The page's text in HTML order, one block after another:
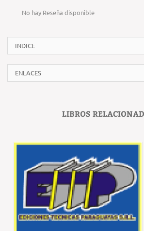
No hay Reseña disponible
INDICE
ENLACES
LIBROS